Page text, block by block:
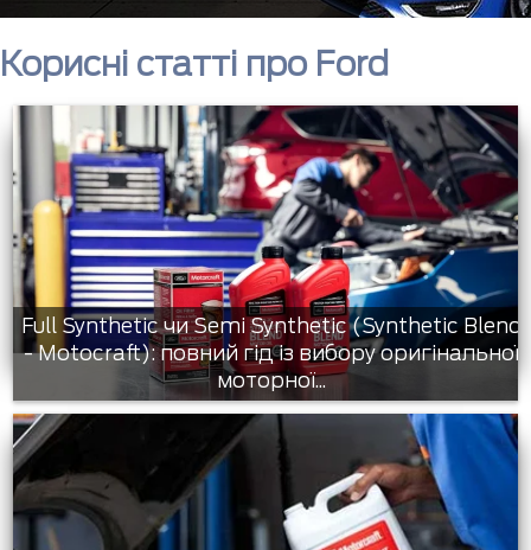
Корисні статті про Ford
Full Synthetic чи Semi Synthetic (Synthetic Blend
- Motocraft): повний гід із вибору оригінальної
моторної...